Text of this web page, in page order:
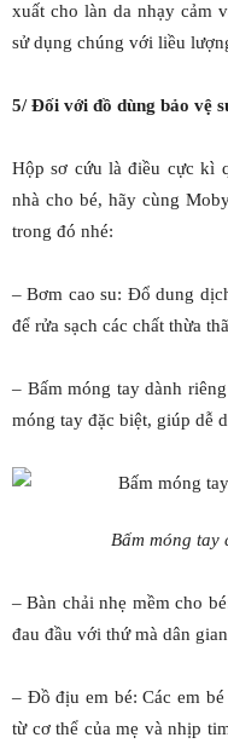
xuất cho làn da nhạy cảm
sử dụng chúng với liều
5/ Đối với đồ dùng bảo vệ
Hộp sơ cứu là điều cực kì
nhà cho bé, hãy cùng
trong đó nhé:
– Bơm cao su: Đổ dung
để rửa sạch các chất thừa
– Bấm móng tay dành
móng tay đặc biệt, giúp dễ
Bấm móng tay
– Bàn chải nhẹ mềm cho
đau đầu với thứ mà dân
– Đồ địu em bé: Các em
từ cơ thể của mẹ và nhịp